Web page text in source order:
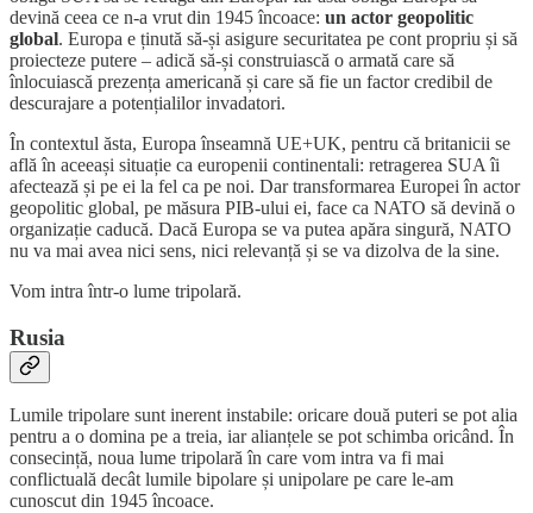
devină ceea ce n-a vrut din 1945 încoace: un actor geopolitic
global. Europa e ținută să-și asigure securitatea pe cont propriu și să
proiecteze putere – adică să-și construiască o armată care să
înlocuiască prezența americană și care să fie un factor credibil de
descurajare a potențialilor invadatori.
În contextul ăsta, Europa înseamnă UE+UK, pentru că britanicii se
află în aceeași situație ca europenii continentali: retragerea SUA îi
afectează și pe ei la fel ca pe noi. Dar transformarea Europei în actor
geopolitic global, pe măsura PIB-ului ei, face ca NATO să devină o
organizație caducă. Dacă Europa se va putea apăra singură, NATO
nu va mai avea nici sens, nici relevanță și se va dizolva de la sine.
Vom intra într-o lume tripolară.
Rusia
Lumile tripolare sunt inerent instabile: oricare două puteri se pot alia
pentru a o domina pe a treia, iar alianțele se pot schimba oricând. În
consecință, noua lume tripolară în care vom intra va fi mai
conflictuală decât lumile bipolare și unipolare pe care le-am
cunoscut din 1945 încoace.